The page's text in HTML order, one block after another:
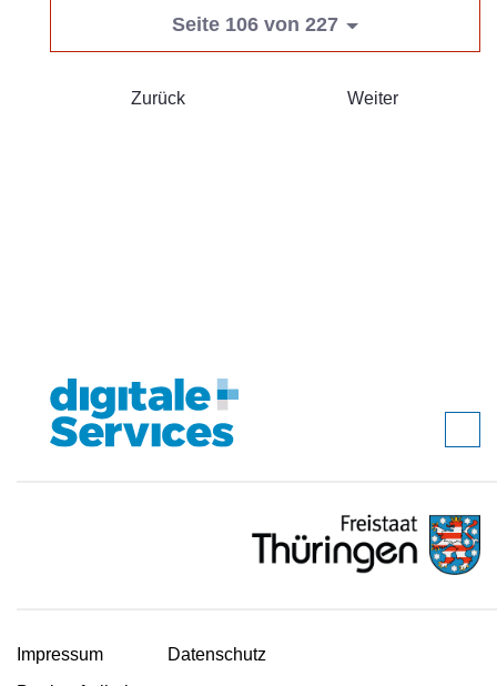
Seite 106 von 227
Zurück Weiter
Impressum
Datenschutz